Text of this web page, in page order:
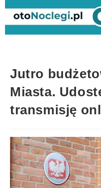
Jutro
Miasta.
transmisję